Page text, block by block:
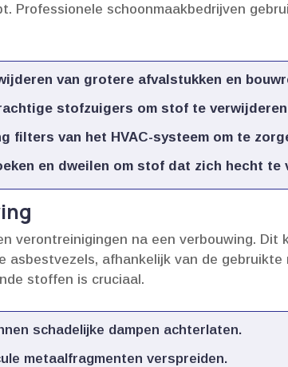
Professionele schoonmaakbedrijven
van grotere afvalstukken en
stofzuigers om stof te
filters van het HVAC-systeem om te
en dweilen om stof dat zich hecht te
verontreinigingen na een verbouwing.​ Dit
afhankelijk van de gebruikte
stoffen is cruciaal.​
schadelijke dampen achterlaten.​
metaalfragmenten verspreiden.​